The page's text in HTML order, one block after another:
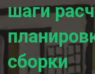
шаги
сборки